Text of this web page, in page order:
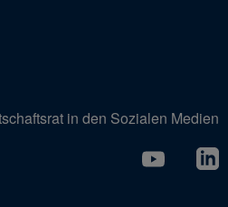
in den Sozialen Medien